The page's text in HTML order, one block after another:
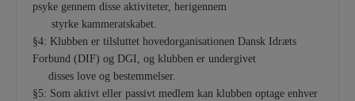
psyke gennem disse aktiviteter, herigennem
styrke kammeratskabet.
§4: Klubben er tilsluttet hovedorganisationen Dansk Idræts
Forbund (DIF) og DGI, og klubben er undergivet
disses love og bestemmelser.
§5: Som aktivt eller passivt medlem kan klubben optage enhver